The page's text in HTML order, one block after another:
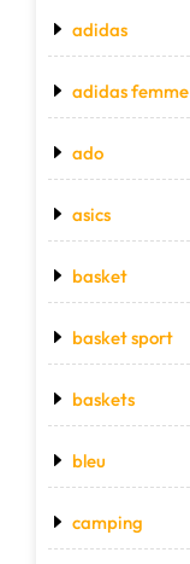
adidas
adidas femme
ado
asics
basket
basket sport
baskets
bleu
camping